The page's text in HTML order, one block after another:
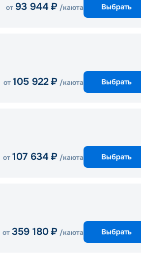
от 93 944 ₽ /каюта Выбрать
от 105 922 ₽ /каюта Выбрать
от 107 634 ₽ /каюта Выбрать
от 359 180 ₽ /каюта Выбрать